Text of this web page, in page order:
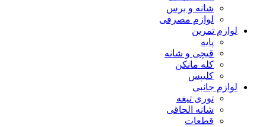
شانه و برس
لوازم مصرفی
لوازم تمرین
پایه
قیچی و شانه
کله مانکن
کلیپس
لوازم جانبی
توری تیغه
شانه الحاقی
قطعات